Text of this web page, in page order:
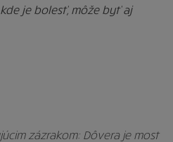
je bolesť, môže byť aj
zázrakom: Dôvera je most